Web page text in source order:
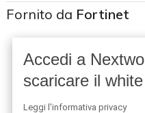
Fornito da Fortinet
Accedi a
scaricare il
Leggi l'informativa privacy